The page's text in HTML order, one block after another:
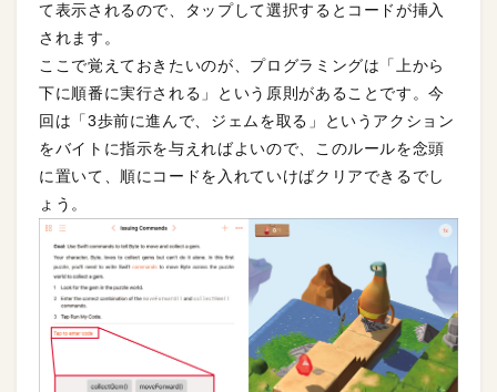
て表示されるので、タップして選択するとコードが挿入
されます。
ここで覚えておきたいのが、プログラミングは「上から
下に順番に実行される」という原則があることです。今
回は「3歩前に進んで、ジェムを取る」というアクション
をバイトに指示を与えればよいので、このルールを念頭
に置いて、順にコードを入れていけばクリアできるでし
ょう。